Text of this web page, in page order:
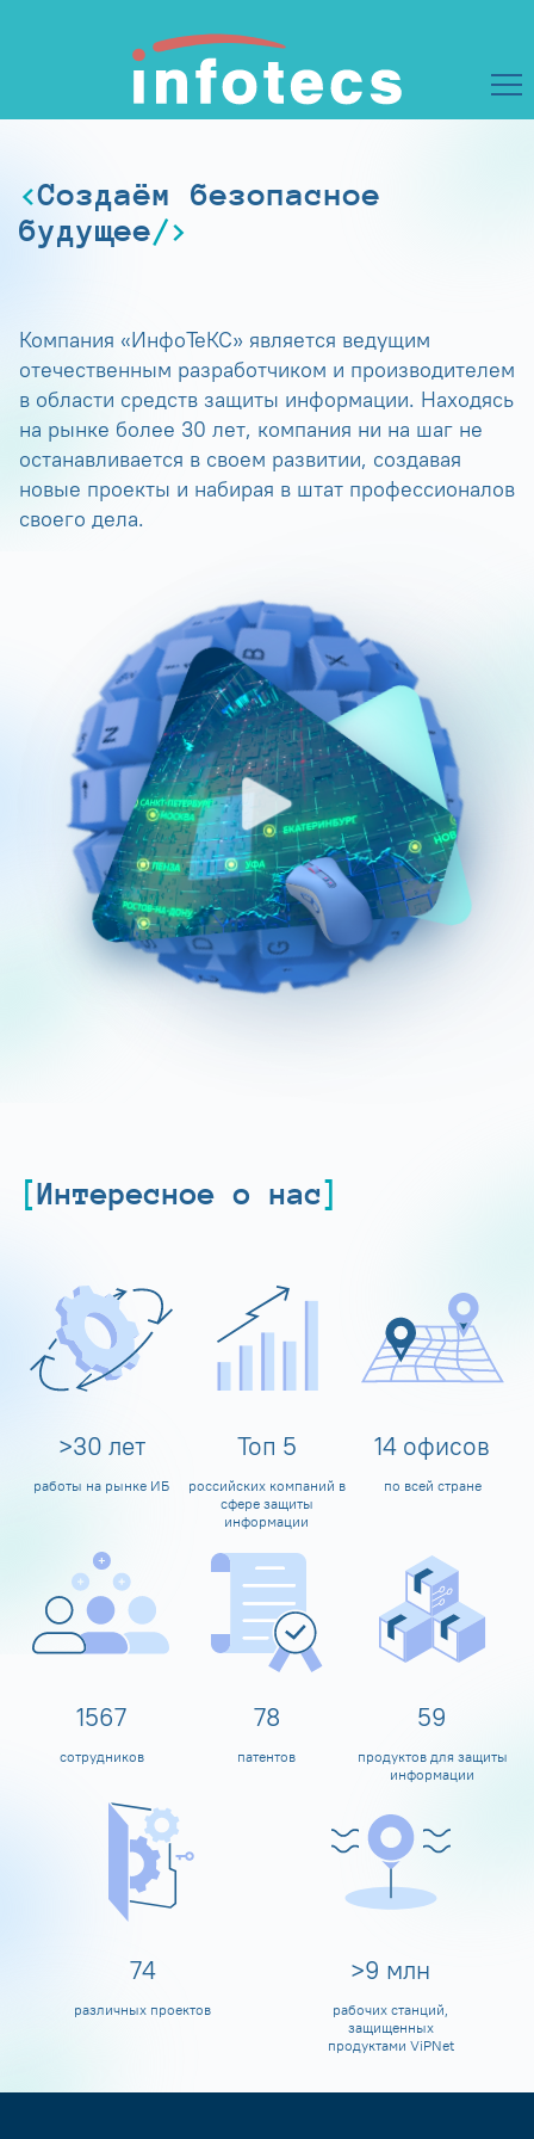
Создаём безопасное
будущее
Компания «ИнфоТеКС» является ведущим
отечественным разработчиком и производителем
в области средств защиты информации. Находясь
на рынке более 30 лет, компания ни на шаг не
останавливается в своем развитии, создавая
новые проекты и набирая в штат профессионалов
своего дела.
Интересное о нас
>30 лет
работы на рынке ИБ
Топ 5
российских компаний в
сфере защиты
информации
14 офисов
по всей стране
1600
сотрудников
80
патентов
60
продуктов для защиты
информации
80
различных проектов
>10 млн
рабочих станций,
защищенных
продуктами ViPNet